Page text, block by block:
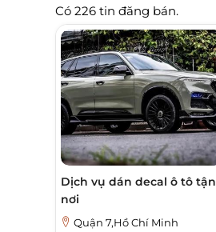
Có 226 tin đăng bán.
Dịch vụ dán decal ô tô tận
nơi
Quận 7,Hồ Chí Minh